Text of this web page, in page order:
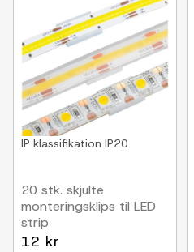
IP klassifikation IP20
20 stk. skjulte
monteringsklips til LED
strip
8mm, passer til IP20
12 kr